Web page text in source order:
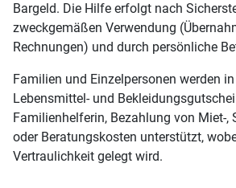
Bargeld. Die Hilfe erfolgt nach
zweckgemäßen Verwendung
Rechnungen) und durch persönliche
Familien und Einzelpersonen werden
Lebensmittel- und
Familienhelferin, Bezahlung von Miet-,
oder Beratungskosten unterstützt,
Vertraulichkeit gelegt wird.